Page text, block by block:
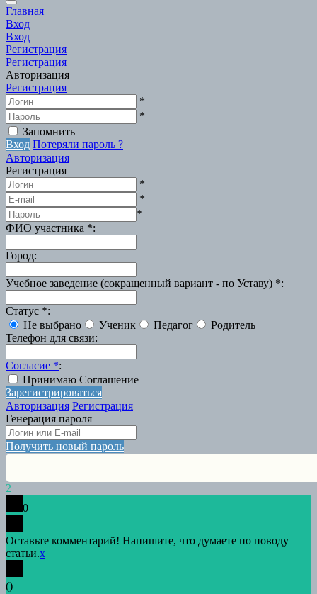
Scroll
to
Top
Главная
Вход
Вход
Регистрация
Регистрация
Авторизация
Регистрация
*
*
Запомнить
Вход Потеряли пароль ?
Авторизация
Регистрация
*
*
*
ФИО участника *:
Город:
Учебное заведение (сокращенный вариант - по Уставу) *:
Статус *:
Не выбрано
Ученик Педагог
Родитель
Телефон для связи:
Согласие *:
Принимаю Соглашение
Зарегистрироваться
Авторизация Регистрация
Генерация пароля
Получить новый пароль
2
0
Оставьте комментарий! Напишите, что думаете по поводу
статьи.x
()